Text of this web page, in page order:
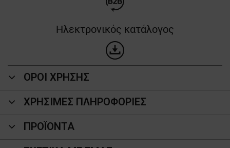
Ηλεκτρονικός κατάλογος
ΟΡΟΙ ΧΡΗΣΗΣ
ΧΡΗΣΙΜΕΣ ΠΛΗΡΟΦΟΡΙΕΣ
ΠΡΟΪΌΝΤΑ